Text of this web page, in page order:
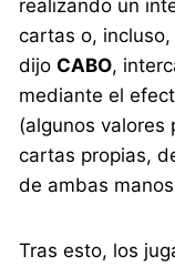
realizando un
cartas o,
dijoCABO,
mediante el
(algunos valores
cartas propias,
de ambas
Tras esto, los